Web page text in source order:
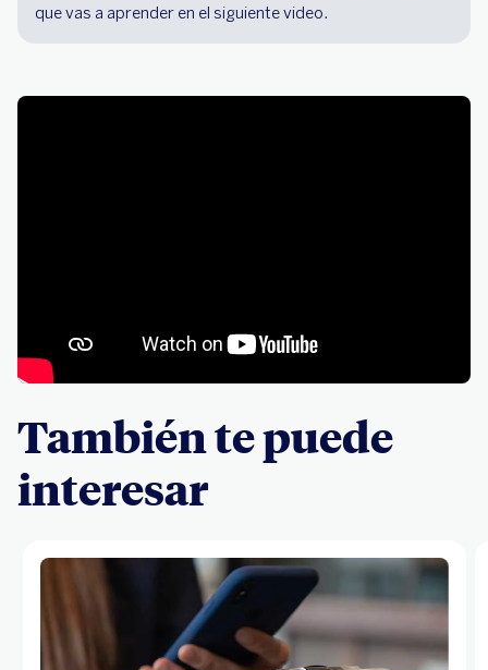
que vas a aprender en el siguiente video.
También te puede
interesar